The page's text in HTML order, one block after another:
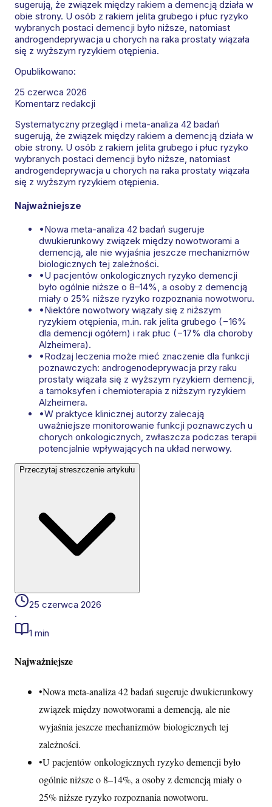
sugerują, że związek między rakiem a demencją działa w
obie strony. U osób z rakiem jelita grubego i płuc ryzyko
wybranych postaci demencji było niższe, natomiast
androgendeprywacja u chorych na raka prostaty wiązała
się z wyższym ryzykiem otępienia.
Opublikowano:
25 czerwca 2026
Komentarz redakcji
Systematyczny przegląd i meta-analiza 42 badań
sugerują, że związek między rakiem a demencją działa w
obie strony. U osób z rakiem jelita grubego i płuc ryzyko
wybranych postaci demencji było niższe, natomiast
androgendeprywacja u chorych na raka prostaty wiązała
się z wyższym ryzykiem otępienia.
Najważniejsze
•Nowa meta-analiza 42 badań sugeruje
dwukierunkowy związek między nowotworami a
demencją, ale nie wyjaśnia jeszcze mechanizmów
biologicznych tej zależności.
•U pacjentów onkologicznych ryzyko demencji
było ogólnie niższe o 8–14%, a osoby z demencją
miały o 25% niższe ryzyko rozpoznania nowotworu.
•Niektóre nowotwory wiązały się z niższym
ryzykiem otępienia, m.in. rak jelita grubego (−16%
dla demencji ogółem) i rak płuc (−17% dla choroby
Alzheimera).
•Rodzaj leczenia może mieć znaczenie dla funkcji
poznawczych: androgenodeprywacja przy raku
prostaty wiązała się z wyższym ryzykiem demencji,
a tamoksyfen i chemioterapia z niższym ryzykiem
Alzheimera.
•W praktyce klinicznej autorzy zalecają
uważniejsze monitorowanie funkcji poznawczych u
chorych onkologicznych, zwłaszcza podczas terapii
potencjalnie wpływających na układ nerwowy.
Przeczytaj streszczenie artykułu
25 czerwca 2026
·
1 min
Najważniejsze
•Nowa meta-analiza 42 badań sugeruje dwukierunkowy
związek między nowotworami a demencją, ale nie
wyjaśnia jeszcze mechanizmów biologicznych tej
zależności.
•U pacjentów onkologicznych ryzyko demencji było
ogólnie niższe o 8–14%, a osoby z demencją miały o
25% niższe ryzyko rozpoznania nowotworu.